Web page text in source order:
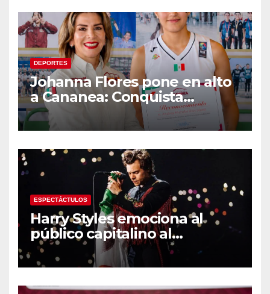
DEPORTES
Johanna Flores pone en alto
a Cananea: Conquista
medalla de plata con la
Selección Mexicana Sub-20
Centroamericanos
ESPECTÁCTULOS
Harry Styles emociona al
público capitalino al
interpretar “Cielito Lindo” en
su tercer concierto en la